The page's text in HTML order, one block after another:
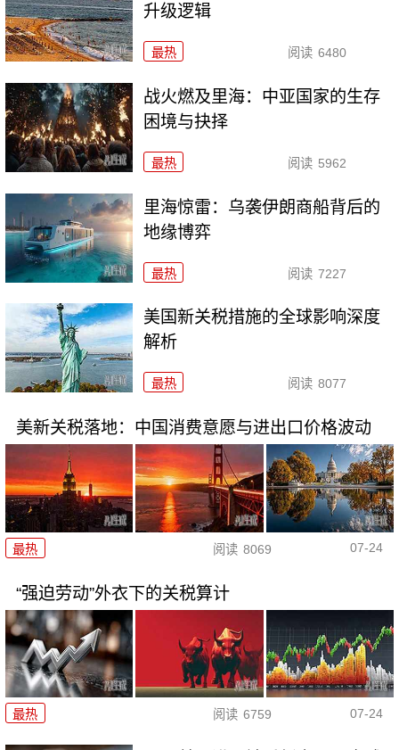
升级逻辑
最热 阅读 6480
战火燃及里海：中亚国家的生存
困境与抉择
最热 阅读 5962
里海惊雷：乌袭伊朗商船背后的
地缘博弈
最热 阅读 7227
美国新关税措施的全球影响深度
解析
最热 阅读 8077
美新关税落地：中国消费意愿与进出口价格波动
最热 阅读 8069 07-24
“强迫劳动”外衣下的关税算计
最热 阅读 6759 07-24